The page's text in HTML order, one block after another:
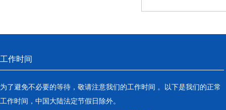
工作时间
为了避免不必要的等待，敬请注意我们的工作时间 。以下是我们的正常
工作时间，中国大陆法定节假日除外。